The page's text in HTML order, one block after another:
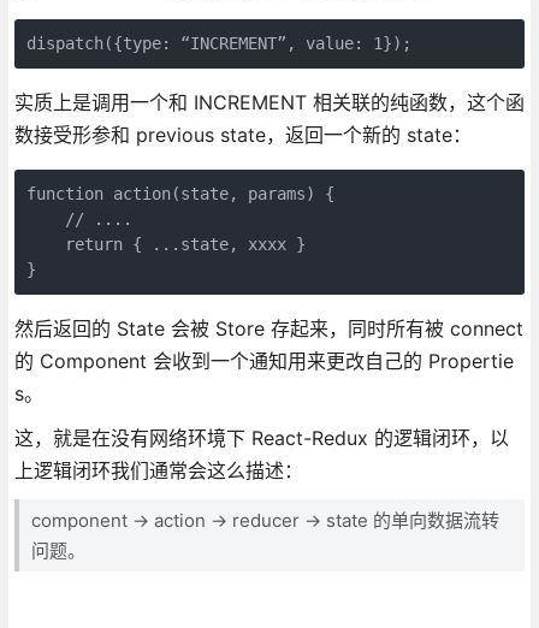
dispatch({type: “INCREMENT”, value: 1});
实质上是调用一个和 INCREMENT 相关联的纯函数，这个函
数接受形参和 previous state，返回一个新的 state：
function action(state, params) {
    // ....
    return { ...state, xxxx }
}
然后返回的 State 会被 Store 存起来，同时所有被 connect
的 Component 会收到一个通知用来更改自己的 Propertie
s。
这，就是在没有网络环境下 React-Redux 的逻辑闭环，以
上逻辑闭环我们通常会这么描述：
component -> action -> reducer -> state 的单向数据流转
问题。